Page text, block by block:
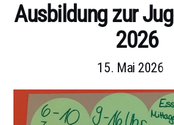
Kategorien
Ausbildung zur
2026
15. Mai 2026